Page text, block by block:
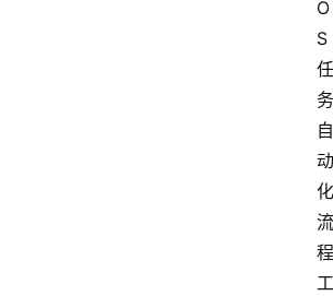
O
S
任
务
自
动
化
流
程
工